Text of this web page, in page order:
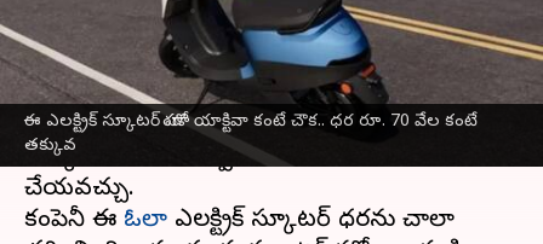
ఈ ఎలక్ట్రిక్ స్కూటర్ హోండా యాక్టివా కంటే చౌక.. ధర రూ. 70 వేల కంటే
తక్కువ
Sirish Praharaju Apr 16, 2024 11:31 am
ఈ వార్తాకథనం ఏంటి
కొత్త ఎలక్ట్రిక్ స్కూటర్ కొనాలనుకుంటున్నారా? కానీ బడ్జెట్
తక్కువగా ఉంటే ఇప్పుడు మీరు Ola S1X కొనుగోలు
చేయవచ్చు.
కంపెనీ ఈ ఓలా ఎలక్ట్రిక్ స్కూటర్ ధరను చాలా